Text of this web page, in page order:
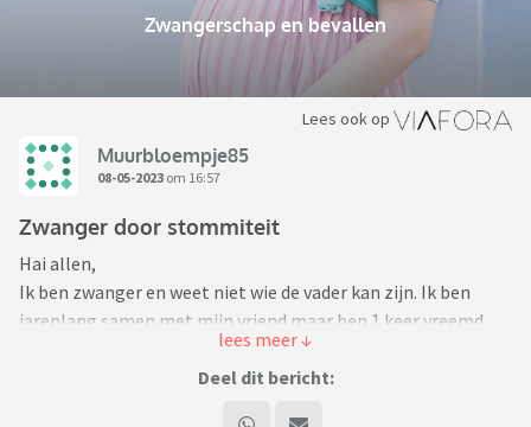
Zwangerschap en bevallen
Lees ook op
Muurbloempje85
08-05-2023 om 16:57
Zwanger door stommiteit
Hai allen,
Ik ben zwanger en weet niet wie de vader kan zijn. Ik ben
jarenlang samen met mijn vriend maar ben 1 keer vreemd
Deel dit bericht: